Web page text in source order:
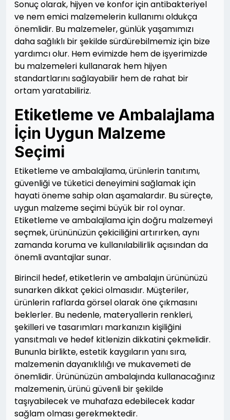
Sonuç olarak, hijyen ve konfor için antibakteriyel
ve nem emici malzemelerin kullanımı oldukça
önemlidir. Bu malzemeler, günlük yaşamımızı
daha sağlıklı bir şekilde sürdürebilmemiz için bize
yardımcı olur. Hem evimizde hem de işyerimizde
bu malzemeleri kullanarak hem hijyen
standartlarını sağlayabilir hem de rahat bir
ortam yaratabiliriz.
Etiketleme ve Ambalajlama
İçin Uygun Malzeme
Seçimi
Etiketleme ve ambalajlama, ürünlerin tanıtımı,
güvenliği ve tüketici deneyimini sağlamak için
hayati öneme sahip olan aşamalardır. Bu süreçte,
uygun malzeme seçimi büyük bir rol oynar.
Etiketleme ve ambalajlama için doğru malzemeyi
seçmek, ürününüzün çekiciliğini artırırken, aynı
zamanda koruma ve kullanılabilirlik açısından da
önemli avantajlar sunar.
Birincil hedef, etiketlerin ve ambalajın ürününüzü
sunarken dikkat çekici olmasıdır. Müşteriler,
ürünlerin raflarda görsel olarak öne çıkmasını
beklerler. Bu nedenle, materyallerin renkleri,
şekilleri ve tasarımları markanızın kişiliğini
yansıtmalı ve hedef kitlenizin dikkatini çekmelidir.
Bununla birlikte, estetik kaygıların yanı sıra,
malzemenin dayanıklılığı ve mukavemeti de
önemlidir. Ürününüzün ambalajında kullanacağınız
malzemenin, ürünü güvenli bir şekilde
taşıyabilecek ve muhafaza edebilecek kadar
sağlam olması gerekmektedir.